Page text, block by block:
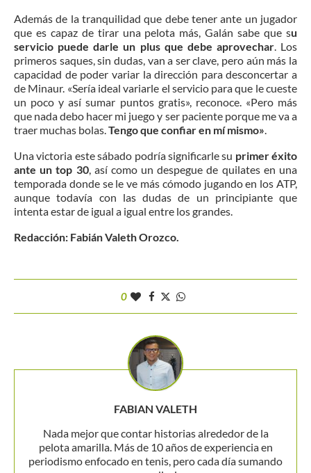
Además de la tranquilidad que debe tener ante un jugador
que es capaz de tirar una pelota más, Galán sabe que su
servicio puede darle un plus que debe aprovechar. Los
primeros saques, sin dudas, van a ser clave, pero aún más la
capacidad de poder variar la dirección para desconcertar a
de Minaur. «Sería ideal variarle el servicio para que le cueste
un poco y así sumar puntos gratis», reconoce. «Pero más
que nada debo hacer mi juego y ser paciente porque me va a
traer muchas bolas. Tengo que confiar en mí mismo»
Una victoria este sábado podría significarle su primer éxito
ante un top 30, así como un despegue de quilates en una
temporada donde se le ve más cómodo jugando en los ATP,
aunque todavía con las dudas de un principiante que
intenta estar de igual a igual entre los grandes.
Redacción: Fabián Valeth Orozco.
0
FABIAN VALETH
Nada mejor que contar historias alrededor de la
pelota amarilla. Más de 10 años de experiencia en
periodismo enfocado en tenis, pero cada día sumando